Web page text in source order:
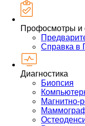
Профосмотры и
Справка в
Диагностика
Биопсия
Магнитно-